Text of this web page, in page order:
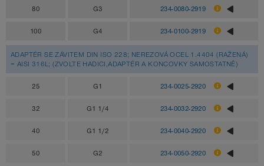
80 G3 234-0080-2919
100 G4 234-0100-2919
ADAPTÉR SE ZÁVITEM DIN ISO 228; NEREZOVÁ OCEL 1.4404 (RAŽENÁ)
= AISI 316L; (ZVOLTE HADICI,ADAPTÉR A KONCOVKY SAMOSTATNĚ)
25 G1 234-0025-2920
32 G1 1/4 234-0032-2920
40 G1 1/2 234-0040-2920
50 G2 234-0050-2920